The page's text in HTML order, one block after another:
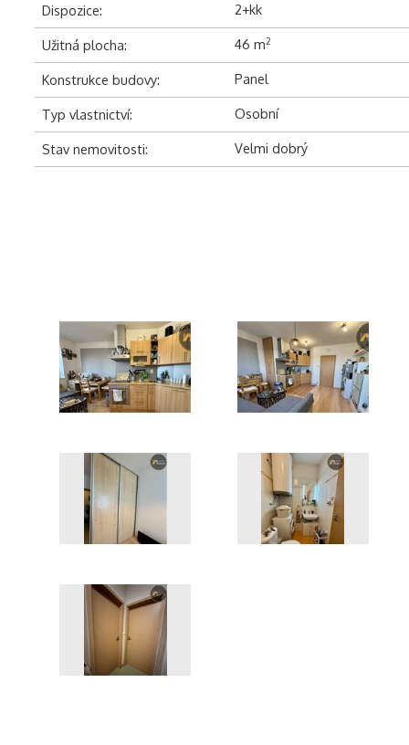
Dispozice: 2+kk
Užitná plocha: 46 m2
Konstrukce budovy: Panel
Typ vlastnictví: Osobní
Stav nemovitosti: Velmi dobrý